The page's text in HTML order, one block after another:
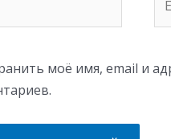
моё имя, email и